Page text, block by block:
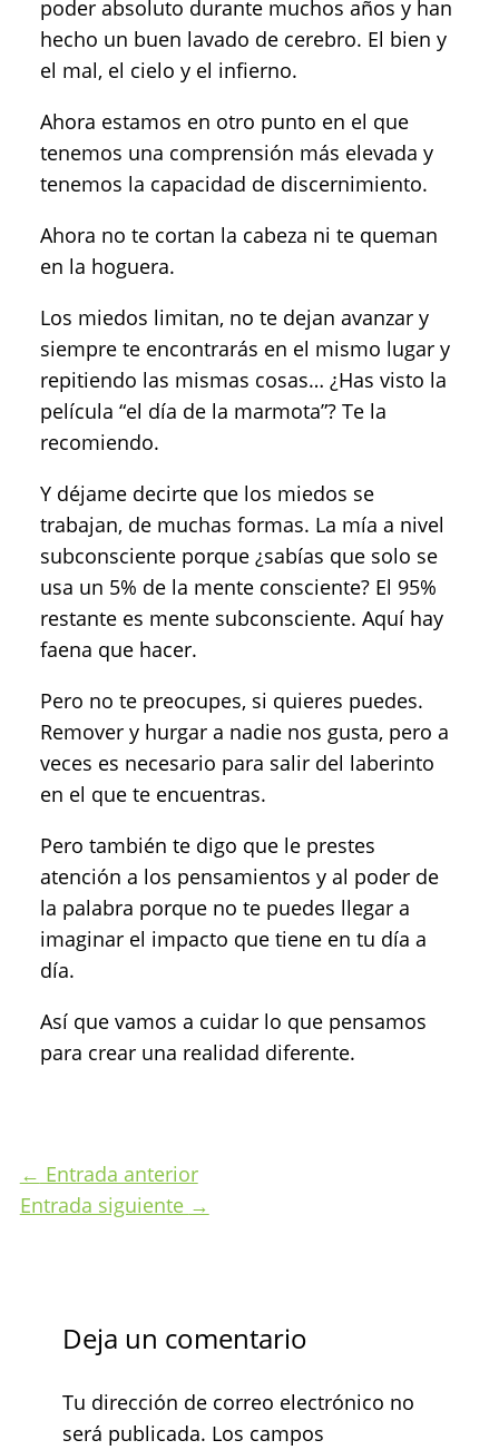
poder absoluto durante muchos años y han
hecho un buen lavado de cerebro. El bien y
el mal, el cielo y el infierno.
Ahora estamos en otro punto en el que
tenemos una comprensión más elevada y
tenemos la capacidad de discernimiento.
Ahora no te cortan la cabeza ni te queman
en la hoguera.
Los miedos limitan, no te dejan avanzar y
siempre te encontrarás en el mismo lugar y
repitiendo las mismas cosas… ¿Has visto la
película “el día de la marmota”? Te la
recomiendo.
Y déjame decirte que los miedos se
trabajan, de muchas formas. La mía a nivel
subconsciente porque ¿sabías que solo se
usa un 5% de la mente consciente? El 95%
restante es mente subconsciente. Aquí hay
faena que hacer.
Pero no te preocupes, si quieres puedes.
Remover y hurgar a nadie nos gusta, pero a
veces es necesario para salir del laberinto
en el que te encuentras.
Pero también te digo que le prestes
atención a los pensamientos y al poder de
la palabra porque no te puedes llegar a
imaginar el impacto que tiene en tu día a
día.
Así que vamos a cuidar lo que pensamos
para crear una realidad diferente.
← Entrada anterior
Entrada siguiente →
Deja un comentario
Tu dirección de correo electrónico no
será publicada. Los campos